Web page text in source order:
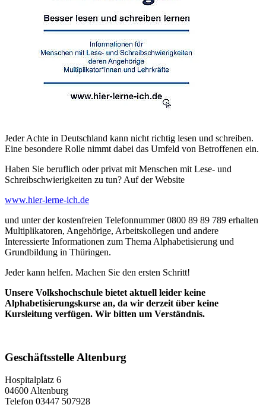
Jeder Achte in Deutschland kann nicht richtig lesen und schreiben.
Eine besondere Rolle nimmt dabei das Umfeld von Betroffenen ein.
Haben Sie beruflich oder privat mit Menschen mit Lese- und
Schreibschwierigkeiten zu tun? Auf der Website
www.hier-lerne-ich.de
und unter der kostenfreien Telefonnummer 0800 89 89 789 erhalten
Multiplikatoren, Angehörige, Arbeitskollegen und andere
Interessierte Informationen zum Thema Alphabetisierung und
Grundbildung in Thüringen.
Jeder kann helfen. Machen Sie den ersten Schritt!
Unsere Volkshochschule bietet aktuell leider keine
Alphabetisierungskurse an, da wir derzeit über keine
Kursleitung verfügen. Wir bitten um Verständnis.
Geschäftsstelle Altenburg
Hospitalplatz 6
04600 Altenburg
Telefon 03447 507928